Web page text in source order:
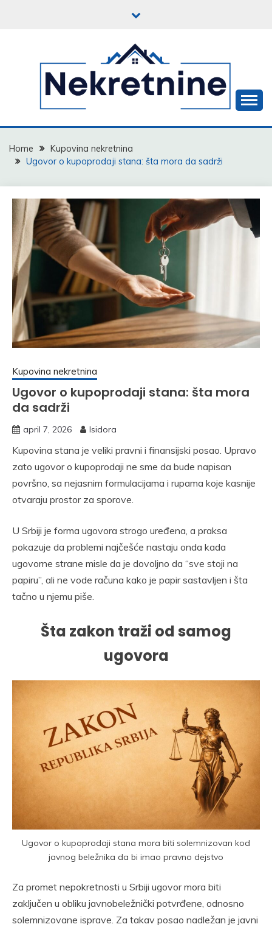
NEKRETNINE
Home
Kupovina nekretnina
Ugovor o kupoprodaji stana: šta mora da sadrži
Kupovina nekretnina
Ugovor o kupoprodaji stana: šta mora
da sadrži
april 7, 2026 Isidora
Kupovina stana je veliki pravni i finansijski posao. Upravo
zato ugovor o kupoprodaji ne sme da bude napisan
površno, sa nejasnim formulacijama i rupama koje kasnije
otvaraju prostor za sporove.
U Srbiji je forma ugovora strogo uređena, a praksa
pokazuje da problemi najčešće nastaju onda kada
ugovorne strane misle da je dovoljno da “sve stoji na
papiru”, ali ne vode računa kako je papir sastavljen i šta
tačno u njemu piše.
Šta zakon traži od samog
ugovora
Ugovor o kupoprodaji stana mora biti solemnizovan kod
javnog beležnika da bi imao pravno dejstvo
Za promet nepokretnosti u Srbiji ugovor mora biti
zaključen u obliku javnobeležnički potvrđene, odnosno
solemnizovane isprave. Za takav posao nadležan je javni